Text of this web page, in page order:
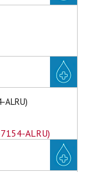
ALRU)